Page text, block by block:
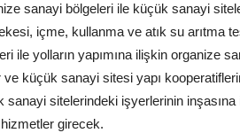
sanayi bölgeleri ile küçük sanayi
içme, kullanma ve atık su arıtma
ile yolların yapımına ilişkin organize
ve küçük sanayi sitesi yapı
sanayi sitelerindeki işyerlerinin
girecek.